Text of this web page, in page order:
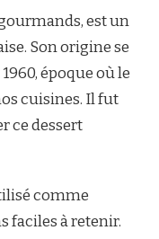
est un
Son origine se
époque où le
cuisines. Il fut
ce dessert
comme
faciles à retenir.